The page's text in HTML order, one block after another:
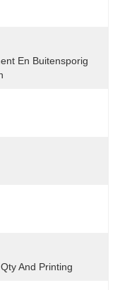
En Buitensporig
And Printing